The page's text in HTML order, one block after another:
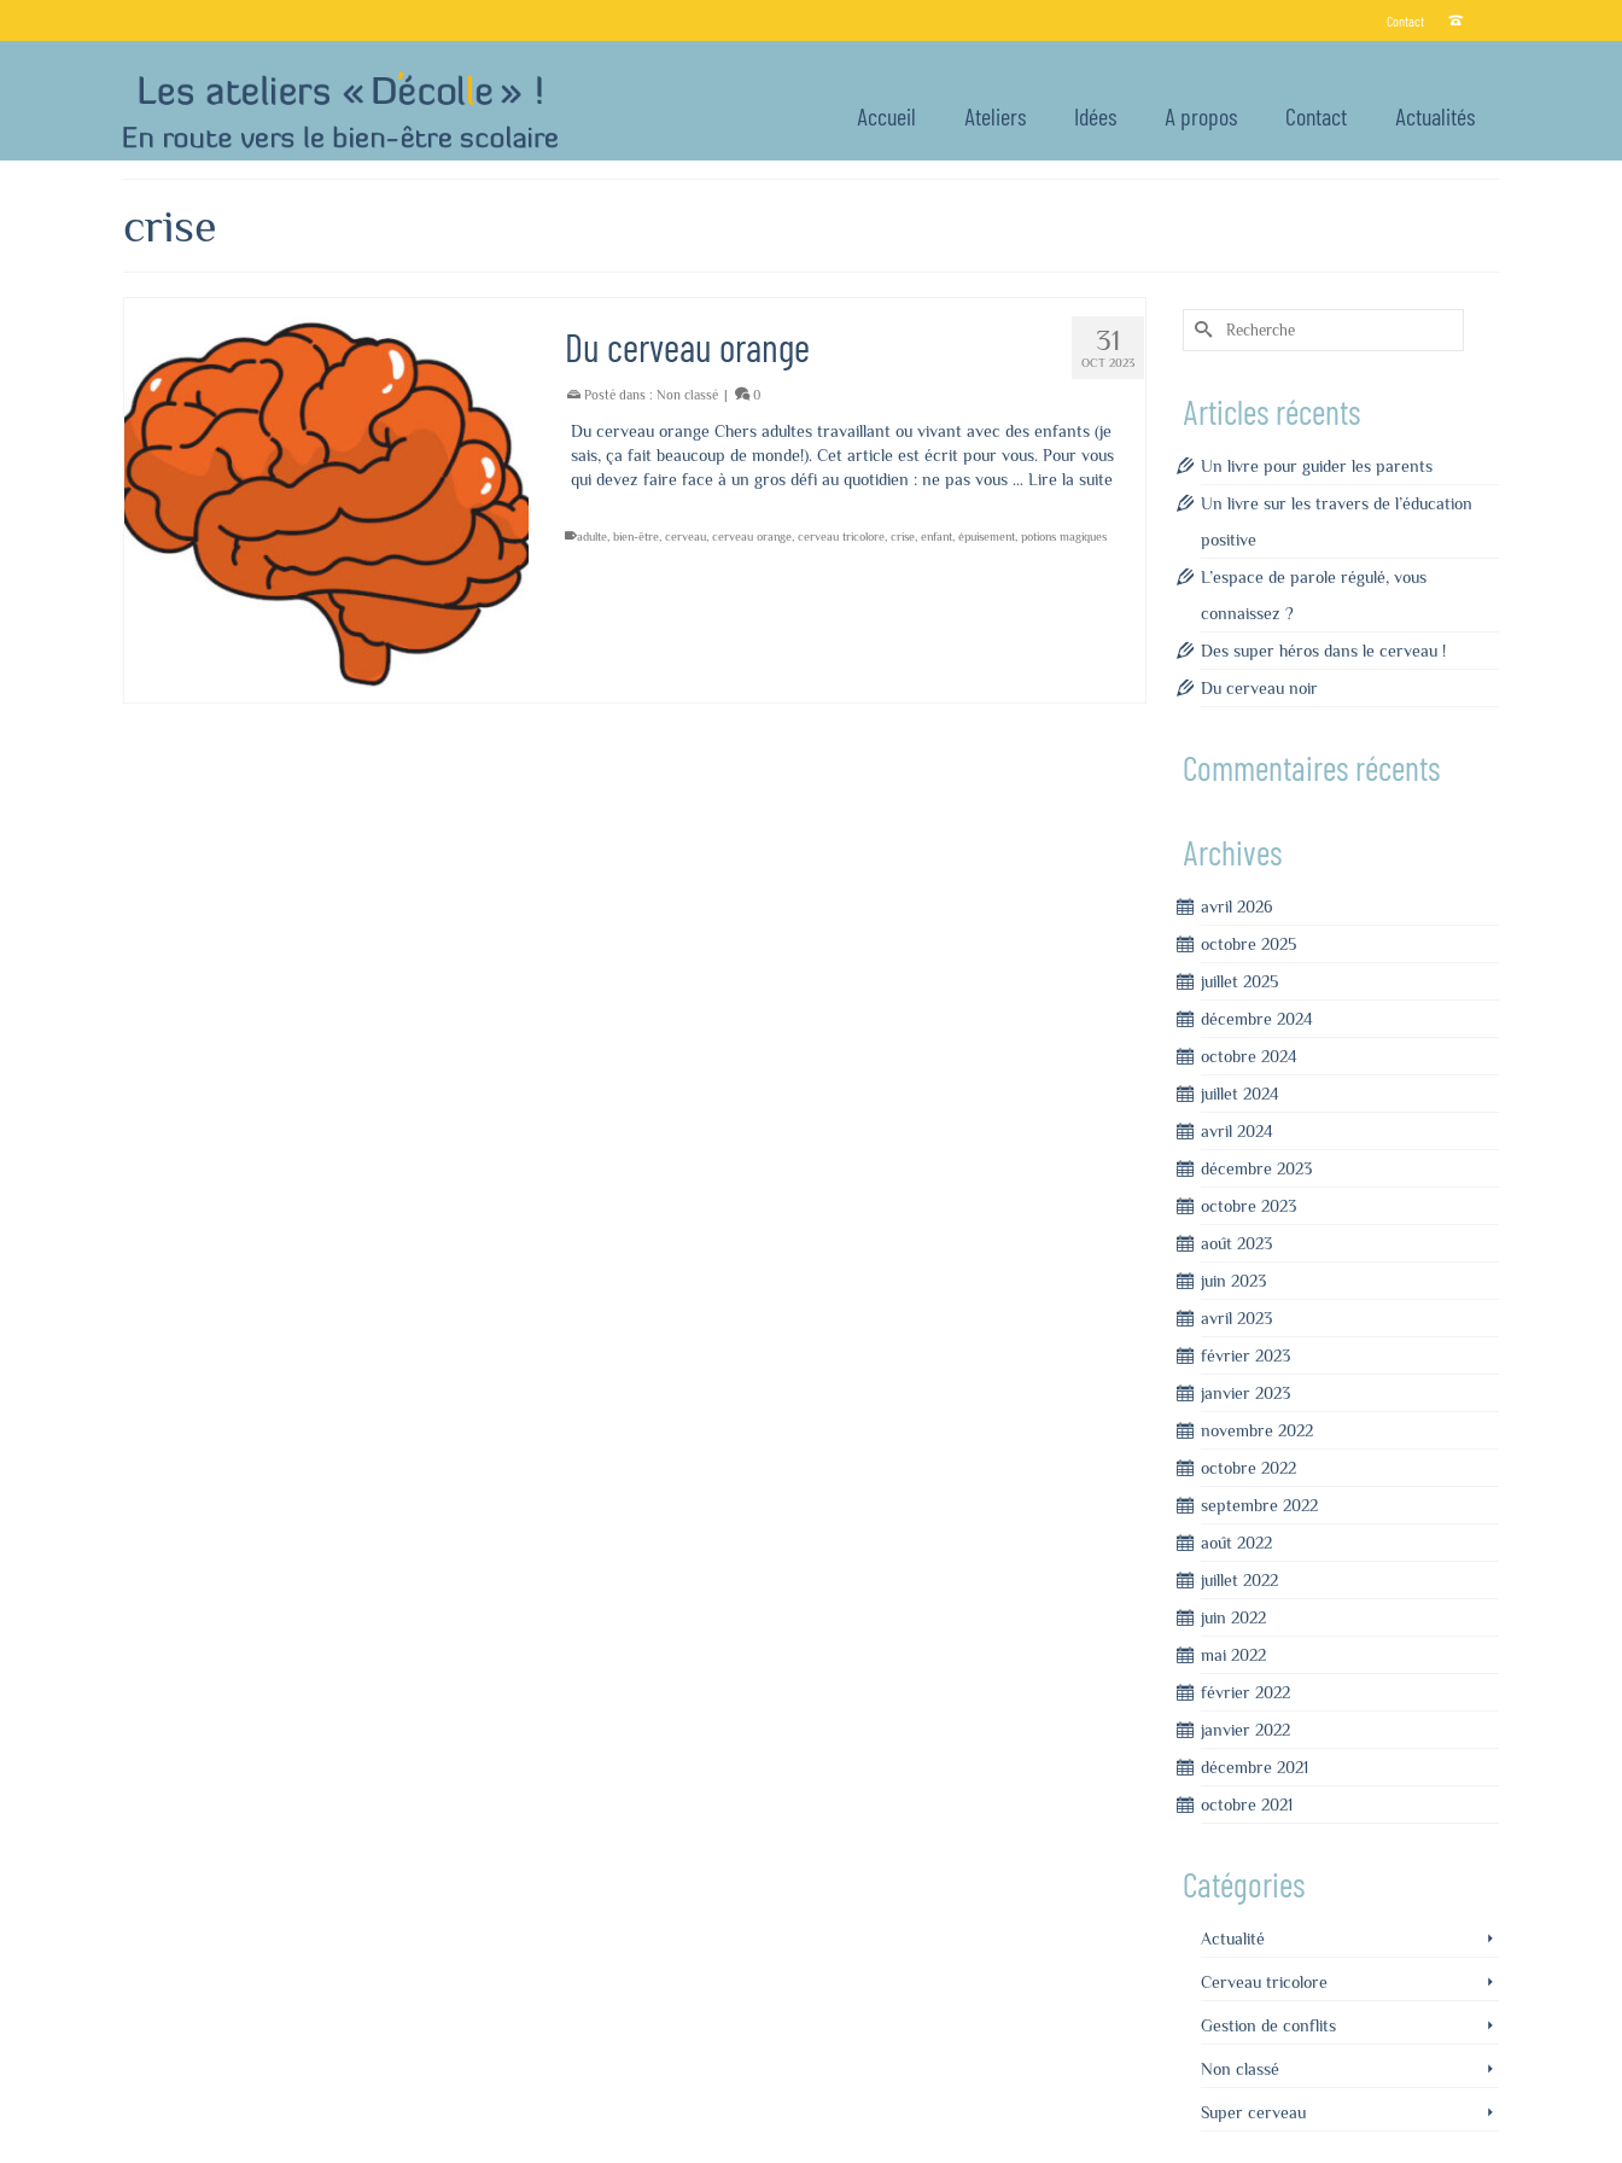
Contact
Accueil Ateliers Idées A propos Contact Actualités
crise
31
OCT 2023
Du cerveau orange
Posté dans : Non classé | 0
Du cerveau orange Chers adultes travaillant ou vivant avec des enfants (je
sais, ça fait beaucoup de monde!). Cet article est écrit pour vous. Pour vous
qui devez faire face à un gros défi au quotidien : ne pas vous … Lire la suite
adulte, bien-être, cerveau, cerveau orange, cerveau tricolore, crise, enfant, épuisement, potions magiques
Rechercher :
Articles récents
Un livre pour guider les parents
Un livre sur les travers de l’éducation
positive
L’espace de parole régulé, vous
connaissez ?
Des super héros dans le cerveau !
Du cerveau noir
Commentaires récents
Archives
avril 2026
octobre 2025
juillet 2025
décembre 2024
octobre 2024
juillet 2024
avril 2024
décembre 2023
octobre 2023
août 2023
juin 2023
avril 2023
février 2023
janvier 2023
novembre 2022
octobre 2022
septembre 2022
août 2022
juillet 2022
juin 2022
mai 2022
février 2022
janvier 2022
décembre 2021
octobre 2021
Catégories
Actualité
Cerveau tricolore
Gestion de conflits
Non classé
Super cerveau